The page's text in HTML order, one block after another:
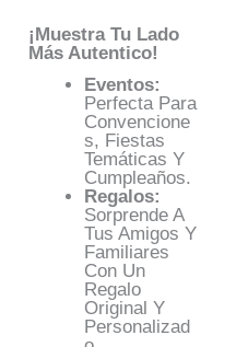
¡Muestra Tu Lado
Más Autentico!
Eventos:
Perfecta Para
Convencione
S, Fiestas
Temáticas Y
Cumpleaños.
Regalos:
Sorprende A
Tus Amigos Y
Familiares
Con Un
Regalo
Original Y
Personalizad